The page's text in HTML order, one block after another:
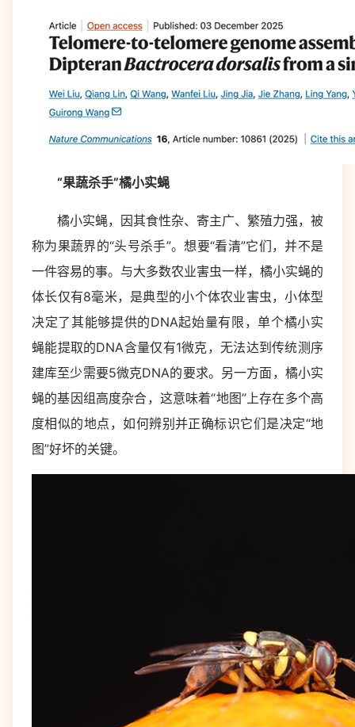
“果蔬杀手”橘小实蝇
橘小实蝇，因其食性杂、寄主广、繁殖力强，被
称为果蔬界的“头号杀手”。想要“看清”它们，并不是
一件容易的事。与大多数农业害虫一样，橘小实蝇的
体长仅有8毫米，是典型的小个体农业害虫，小体型
决定了其能够提供的DNA起始量有限，单个橘小实
蝇能提取的DNA含量仅有1微克，无法达到传统测序
建库至少需要5微克DNA的要求。另一方面，橘小实
蝇的基因组高度杂合，这意味着“地图”上存在多个高
度相似的地点，如何辨别并正确标识它们是决定“地
图”好坏的关键。